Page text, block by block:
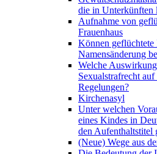
die in Unterkünften
Aufnahme von
Frauenhaus
Können geflüchtete
Namensänderung
Welche
Sexualstrafrecht
Regelungen?
Kirchenasyl
Unter welchen
eines Kindes in
den Aufenthaltstitel
(Neue) Wege aus